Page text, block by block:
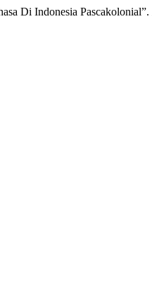
Di Indonesia Pascakolonial”.